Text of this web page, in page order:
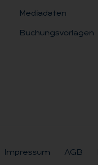
Mediadaten
Buchungsvorlagen
Impressum AGB